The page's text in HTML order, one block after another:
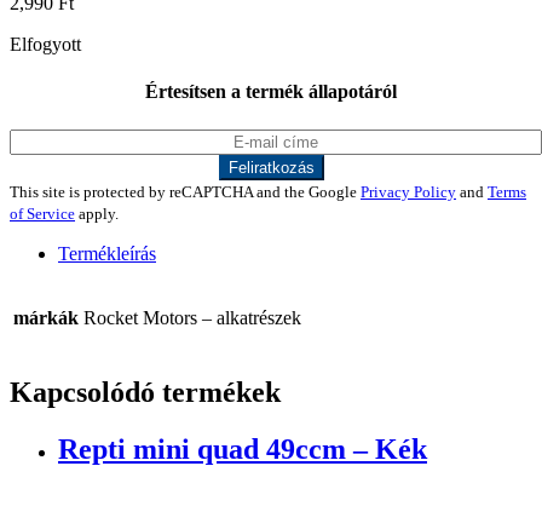
Elfogyott
Értesítsen a termék állapotáról
This site is protected by reCAPTCHA and the Google Privacy Policy and Terms
of Service apply.
Termékleírás
márkák Rocket Motors – alkatrészek
Kapcsolódó termékek
Repti mini quad 49ccm – Kék